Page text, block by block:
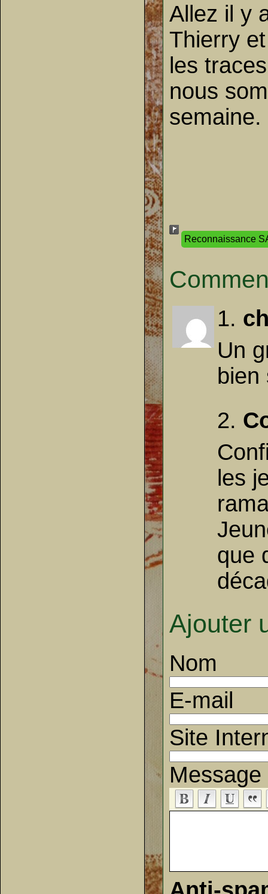
Allez il y
Thierry
les
nous
semaine.
Reconnaissance
1.
Un
2.
les
que
Ajouter
Nom
E-mail
Site
Message